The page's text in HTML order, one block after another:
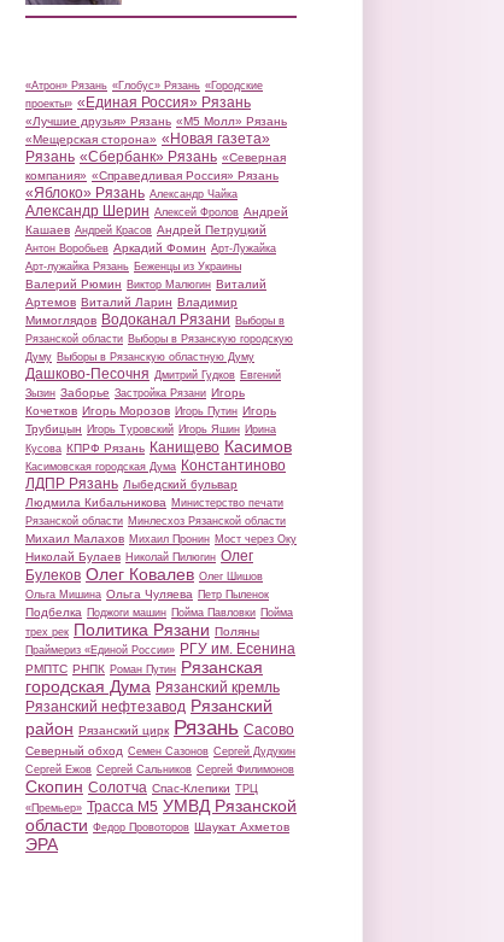
«Атрон» Рязань «Глобус» Рязань «Городские
проекты» «Единая Россия» Рязань
«Лучшие друзья» Рязань «М5 Молл» Рязань
«Мещерская сторона» «Новая газета»
Рязань «Сбербанк» Рязань «Северная
компания» «Справедливая Россия» Рязань
«Яблоко» Рязань Александр Чайка
Александр Шерин Алексей Фролов Андрей
Кашаев Андрей Красов Андрей Петруцкий
Антон Воробьев Аркадий Фомин Арт-Лужайка
Арт-лужайка Рязань Беженцы из Украины
Валерий Рюмин Виктор Малюгин Виталий
Артемов Виталий Ларин Владимир
Мимоглядов Водоканал Рязани Выборы в
Рязанской области Выборы в Рязанскую городскую
Думу Выборы в Рязанскую областную Думу
Дашково-Песочня Дмитрий Гудков Евгений
Зызин Заборье Застройка Рязани Игорь
Кочетков Игорь Морозов Игорь Путин Игорь
Трубицын Игорь Туровский Игорь Яшин Ирина
Кусова КПРФ Рязань Канищево Касимов
Касимовская городская Дума Константиново
ЛДПР Рязань Лыбедский бульвар
Людмила Кибальникова Министерство печати
Рязанской области Минлесхоз Рязанской области
Михаил Малахов Михаил Пронин Мост через Оку
Николай Булаев Николай Пилюгин Олег
Булеков Олег Ковалев Олег Шишов
Ольга Мишина Ольга Чуляева Петр Пыленок
Подбелка Поджоги машин Пойма Павловки Пойма
трех рек Политика Рязани Поляны
Праймериз «Единой России» РГУ им. Есенина
РМПТС РНПК Роман Путин Рязанская
городская Дума Рязанский кремль
Рязанский нефтезавод Рязанский
район Рязанский цирк Рязань Сасово
Северный обход Семен Сазонов Сергей Дудукин
Сергей Ежов Сергей Сальников Сергей Филимонов
Скопин Солотча Спас-Клепики ТРЦ
«Премьер» Трасса М5 УМВД Рязанской
области Федор Провоторов Шаукат Ахметов
ЭРА